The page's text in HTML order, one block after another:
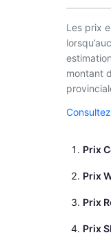
Les prix
montant
Prix
Prix
Prix
Prix